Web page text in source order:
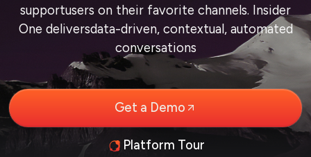
supportusers on their favorite channels. Insider
One deliversdata-driven, contextual, automated
conversations
Get a Demo
Platform Tour